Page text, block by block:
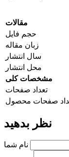
مقالات
حجم فایل
زبان مقاله
سال انتشار
محل انتشار
مشخصات کلی
تعداد صفحات
صفحات محصول
نظر بدهید
نام شما